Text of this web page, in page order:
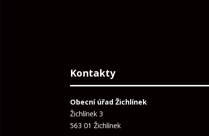
Kontakty
Obecní úřad Žichlínek
Žichlínek 3
563 01 Žichlínek